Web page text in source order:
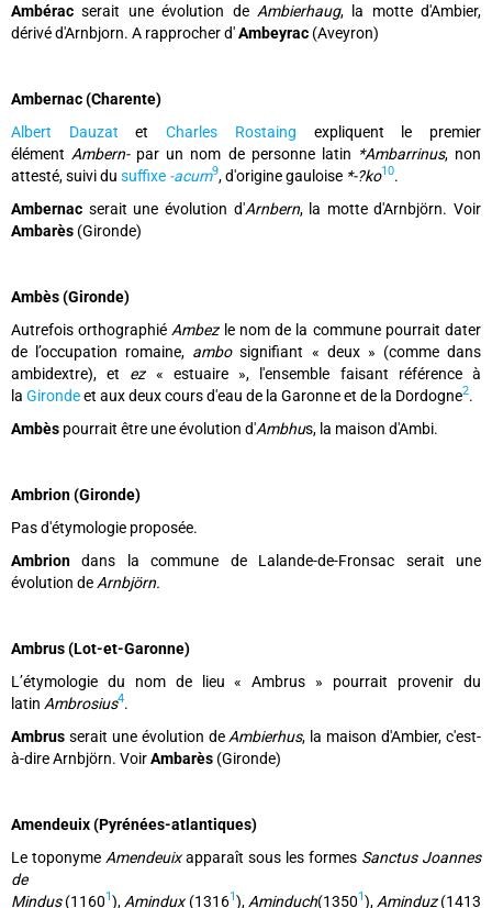
Ambérac serait une évolution de Ambierhaug, la motte d'Ambier,
dérivé d'Arnbjorn. A rapprocher d'Ambeyrac (Aveyron)
Ambernac (Charente)
Albert Dauzat etCharles Rostaing expliquent le premier
élément Ambern-par un nom de personne latin *Ambarrinus, non
attesté, suivi du suffixe -acum9, d'origine gauloise *-?ko10.
Ambernac serait une évolution d'Arnbern, la motte d'Arnbjörn. Voir
Ambarès (Gironde)
Ambès (Gironde)
Autrefois orthographié Ambezle nom de la commune pourrait dater
de l’occupation romaine, ambosignifiant « deux » (comme dans
ambidextre), et ez« estuaire », l'ensemble faisant référence à
la Girondeet aux deux cours d'eau de la Garonne et de la Dordogne2.
Ambès pourrait être une évolution d'Ambhus, la maison d'Ambi.
Ambrion (Gironde)
Pas d'étymologie proposée.
Ambriondans la commune de Lalande-de-Fronsac serait une
évolution de Arnbjörn.
Ambrus (Lot-et-Garonne)
L’étymologie du nom de lieu « Ambrus » pourrait provenir du
latin Ambrosius4.
Ambrus serait une évolution de Ambierhus, la maison d'Ambier, c'est-
à-dire Arnbjörn. VoirAmbarès (Gironde)
Amendeuix (Pyrénées-atlantiques)
Le toponyme Amendeuixapparaît sous les formes Sanctus Joannes
de
Mindus(11601), Amindux(13161), Aminduch(13501), Aminduz(1413